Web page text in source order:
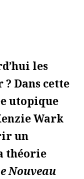
les
Dans cette
utopique
Wark
un
théorie
Nouveau